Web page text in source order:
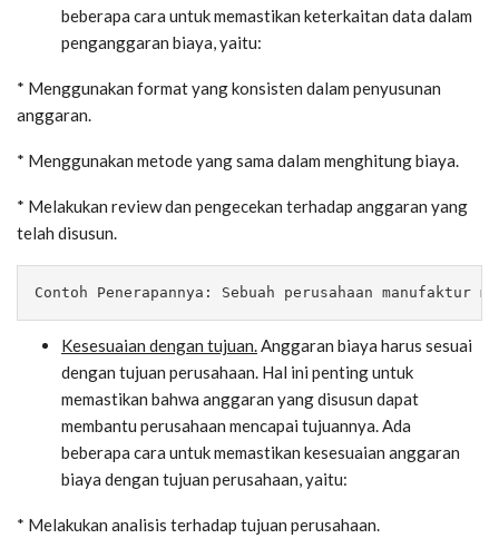
beberapa cara untuk memastikan keterkaitan data dalam
penganggaran biaya, yaitu:
* Menggunakan format yang konsisten dalam penyusunan
anggaran.
* Menggunakan metode yang sama dalam menghitung biaya.
* Melakukan review dan pengecekan terhadap anggaran yang
telah disusun.
Contoh Penerapannya: Sebuah perusahaan
Kesesuaian dengan tujuan.Anggaran biaya harus sesuai
dengan tujuan perusahaan. Hal ini penting untuk
memastikan bahwa anggaran yang disusun dapat
membantu perusahaan mencapai tujuannya. Ada
beberapa cara untuk memastikan kesesuaian anggaran
biaya dengan tujuan perusahaan, yaitu:
* Melakukan analisis terhadap tujuan perusahaan.